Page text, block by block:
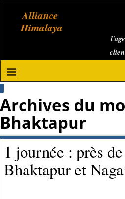
Alliance
Himalaya
Archives du
Bhaktapur
1 journée : près
Bhaktapur et